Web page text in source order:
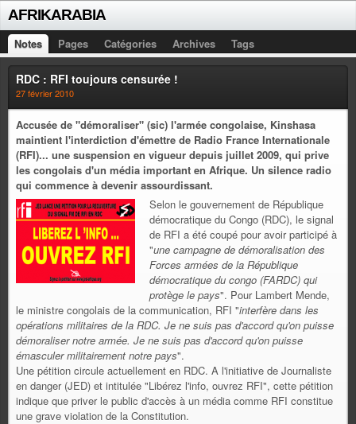
AFRIKARABIA
Notes Pages Catégories Archives Tags
RDC : RFI toujours censurée !
27 février 2010
Accusée de "démoraliser" (sic) l'armée congolaise, Kinshasa
maintient l'interdiction d'émettre de Radio France Internationale
(RFI)... une suspension en vigueur depuis juillet 2009, qui prive
les congolais d'un média important en Afrique. Un silence radio
qui commence à devenir assourdissant.
Selon le gouvernement de République
démocratique du Congo (RDC), le signal
de RFI a été coupé pour avoir participé à
"une campagne de démoralisation des
Forces armées de la République
démocratique du congo (FARDC) qui
protège le pays". Pour Lambert Mende,
le ministre congolais de la communication, RFI "interfère dans les
opérations militaires de la RDC. Je ne suis pas d'accord qu'on puisse
démoraliser notre armée. Je ne suis pas d'accord qu'on puisse
émasculer militairement notre pays".
Une pétition circule actuellement en RDC. A l'initiative de Journaliste
en danger (JED) et intitulée "Libérez l'info, ouvrez RFI", cette pétition
indique que priver le public d'accès à un média comme RFI constitue
une grave violation de la Constitution.